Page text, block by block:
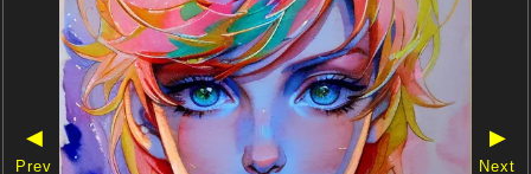
◀
Prev
▶
Next